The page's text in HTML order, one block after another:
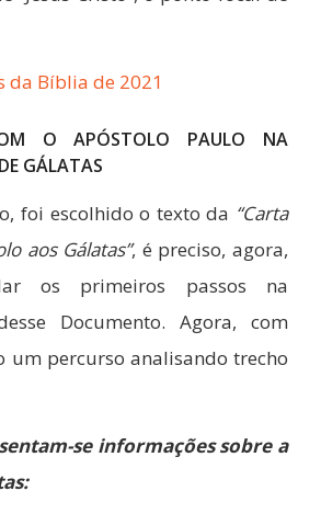
da Bíblia de 2021
O APÓSTOLO PAULO NA
GÁLATAS
foi escolhido o texto da “Carta
aos Gálatas”, é preciso, agora,
os primeiros passos na
Documento. Agora, com
um percurso analisando trecho
se informações sobre a